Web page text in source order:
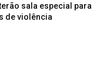
sala especial para
de violência